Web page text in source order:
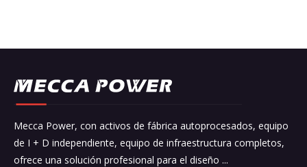
Mecca Power, con activos de fábrica autoprocesados, equipo
de I + D independiente, equipo de infraestructura completos,
ofrece una solución profesional para el diseño ...